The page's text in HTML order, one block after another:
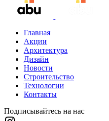
Главная
Акции
Архитектура
Дизайн
Новости
Строительство
Технологии
Контакты
Подписывайтесь на нас